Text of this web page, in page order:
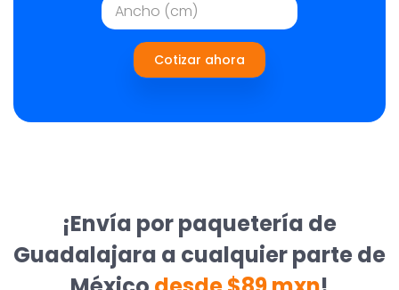
Cotizar ahora
¡Envía por paquetería de
Guadalajara a cualquier parte de